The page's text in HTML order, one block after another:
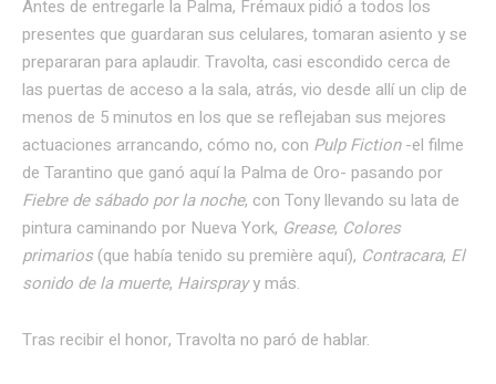
Antes de entregarle la Palma, Frémaux pidió a todos los
presentes que guardaran sus celulares, tomaran asiento y se
prepararan para aplaudir. Travolta, casi escondido cerca de
las puertas de acceso a la sala, atrás, vio desde allí un clip de
menos de 5 minutos en los que se reflejaban sus mejores
actuaciones arrancando, cómo no, con Pulp Fiction-el filme
de Tarantino que ganó aquí la Palma de Oro- pasando por
Fiebre de sábado por la noche, con Tony llevando su lata de
pintura caminando por Nueva York, Grease, Colores
primarios(que había tenido su première aquí), Contracara, El
sonido de la muerte, Hairsprayy más.
Tras recibir el honor, Travolta no paró de hablar.